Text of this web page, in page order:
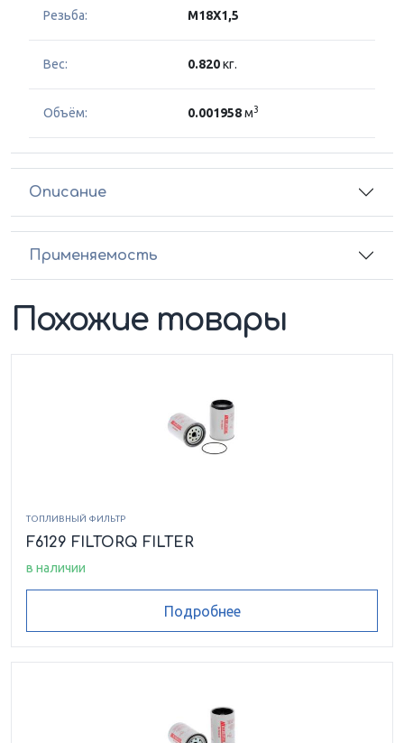
Резьба: M18X1,5
Вес: 0.820кг.
Объём: 0.001958м3
Описание
Применяемость
Похожие товары
ТОПЛИВНЫЙ ФИЛЬТР
F6129 FILTORQ FILTER
в наличии
Подробнее